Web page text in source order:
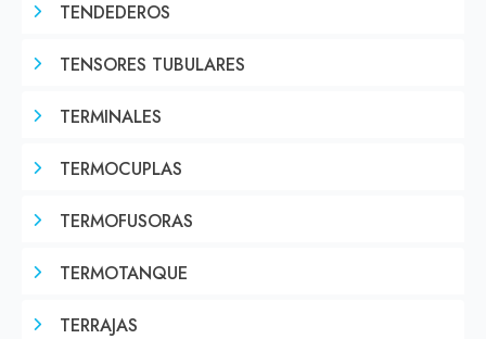
TENDEDEROS
TENSORES TUBULARES
TERMINALES
TERMOCUPLAS
TERMOFUSORAS
TERMOTANQUE
TERRAJAS